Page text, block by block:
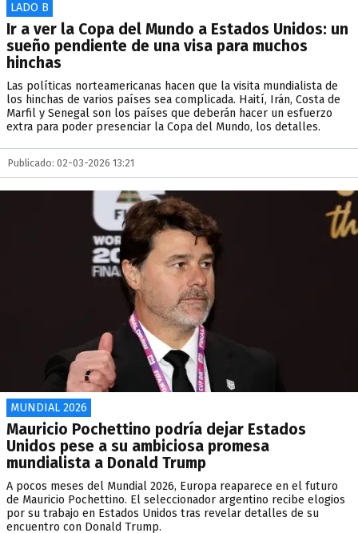
LADO B
Ir a ver la Copa del Mundo a Estados Unidos: un
sueño pendiente de una visa para muchos
hinchas
Las políticas norteamericanas hacen que la visita mundialista de
los hinchas de varios países sea complicada. Haití, Irán, Costa de
Marfil y Senegal son los países que deberán hacer un esfuerzo
extra para poder presenciar la Copa del Mundo, los detalles.
Publicado: 02-03-2026 13:21
MUNDIAL 2026
Mauricio Pochettino podría dejar Estados
Unidos pese a su ambiciosa promesa
mundialista a Donald Trump
A pocos meses del Mundial 2026, Europa reaparece en el futuro
de Mauricio Pochettino. El seleccionador argentino recibe elogios
por su trabajo en Estados Unidos tras revelar detalles de su
encuentro con Donald Trump.